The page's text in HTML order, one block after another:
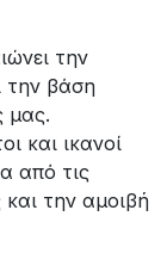
την
την βάση
μας.
και ικανοί
από τις
την αμοιβή